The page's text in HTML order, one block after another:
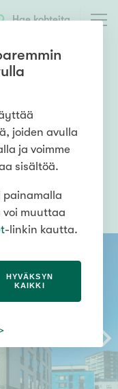
Hae kohteita
kph
,Tampere
joiden avulla
ja voimme
sisältöä.
painamalla
voi muuttaa
-linkin kautta.
HYVÄKSYN
KAIKKI